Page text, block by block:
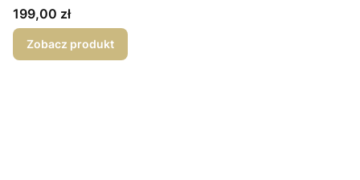
Cena
199,00 zł
Zobacz produkt